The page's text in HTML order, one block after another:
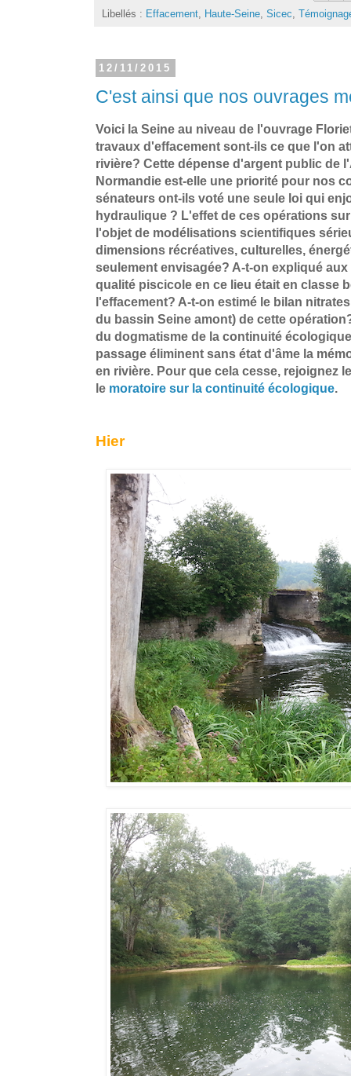
Libellés : Effacement, Haute-Seine, Sicec,
12/11/2015
C'est ainsi que nos ouvrages
Voici la Seine au niveau de l'ouvrage
travaux d'effacement sont-ils ce que l'on
rivière? Cette dépense d'argent public de
Normandie est-elle une priorité pour nos
sénateurs ont-ils voté une seule loi qui
hydraulique ? L'effet de ces opérations
l'objet de modélisations scientifiques
dimensions récréatives, culturelles,
seulement envisagée? A-t-on expliqué
qualité piscicole en ce lieu était en classe
l'effacement? A-t-on estimé le bilan
du bassin Seine amont) de cette
du dogmatisme de la continuité
passage éliminent sans état d'âme la
en rivière. Pour que cela cesse, rejoignez
le moratoire sur la continuité écologique.
Hier